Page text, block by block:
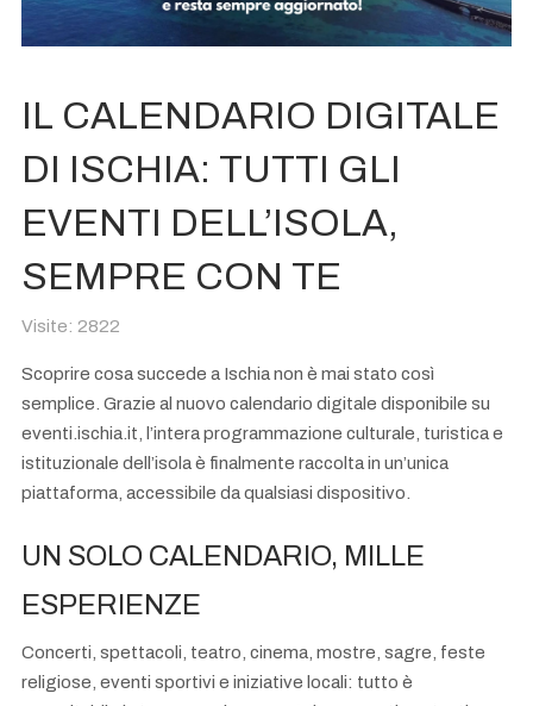
IL CALENDARIO DIGITALE
DI ISCHIA: TUTTI GLI
EVENTI DELL’ISOLA,
SEMPRE CON TE
Visite: 2822
Scoprire cosa succede a Ischia non è mai stato così
semplice. Grazie al nuovo calendario digitale disponibile su
eventi.ischia.it, l’intera programmazione culturale, turistica e
istituzionale dell’isola è finalmente raccolta in un’unica
piattaforma, accessibile da qualsiasi dispositivo.
UN SOLO CALENDARIO, MILLE
ESPERIENZE
Concerti, spettacoli, teatro, cinema, mostre, sagre, feste
religiose, eventi sportivi e iniziative locali: tutto è